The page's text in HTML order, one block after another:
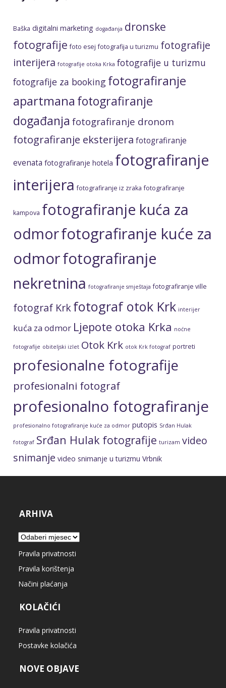
Baška digitalni marketing događanja dronske
fotografije foto esej fotografija u turizmu fotografije
interijera fotografije otoka Krka fotografije u turizmu
fotografije za booking fotografiranje
apartmana fotografiranje
događanja fotografiranje dronom
fotografiranje eksterijera fotografiranje
evenata fotografiranje hotela fotografiranje
interijera fotografiranje iz zraka fotografiranje
kampova fotografiranje kuća za
odmorfotografiranje kuće za
odmorfotografiranje
nekretnina fotografiranje smještaja fotografiranje ville
fotograf Krkfotograf otok Krk interijer
kuća za odmor Ljepote otoka Krka noćne
fotografije obiteljski izlet Otok Krk otok Krk fotograf portreti
profesionalne fotografije
profesionalni fotograf
profesionalno fotografiranje
profesionalno fotografiranje kuće za odmor putopis Srđan Hulak
fotograf Srđan Hulak fotografije turizam video
snimanje video snimanje u turizmu Vrbnik
ARHIVA
Arhiva
Pravila privatnosti
Pravila korištenja
Načini plaćanja
KOLAČIĆI
Pravila privatnosti
Postavke kolačića
NOVE OBJAVE